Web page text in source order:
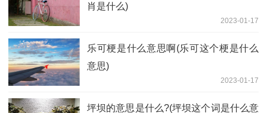
肖是什么)
2023-01-17
乐可梗是什么意思啊(乐可这个梗是什么
意思)
2023-01-17
坪坝的意思是什么?(坪坝这个词是什么意